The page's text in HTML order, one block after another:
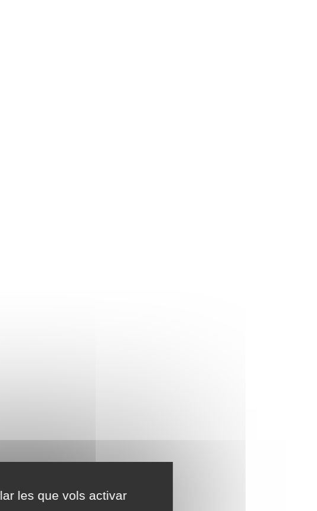
les que vols activar